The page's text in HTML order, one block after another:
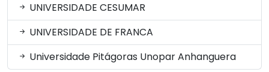
UNIVERSIDADE CESUMAR
UNIVERSIDADE DE FRANCA
Universidade Pitágoras Unopar Anhanguera